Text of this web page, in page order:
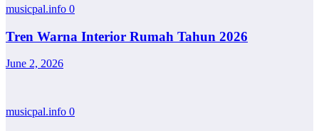
musicpal.info 0
Tren Warna Interior Rumah Tahun 2026
June 2, 2026
musicpal.info 0